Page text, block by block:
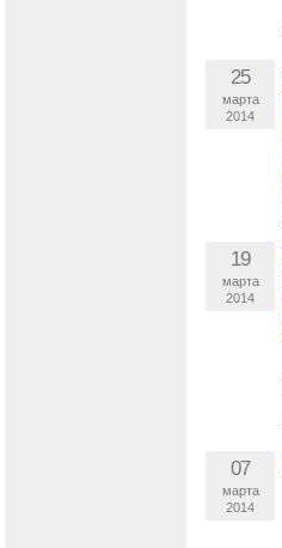
25
марта
2014
19
марта
2014
07
марта
2014